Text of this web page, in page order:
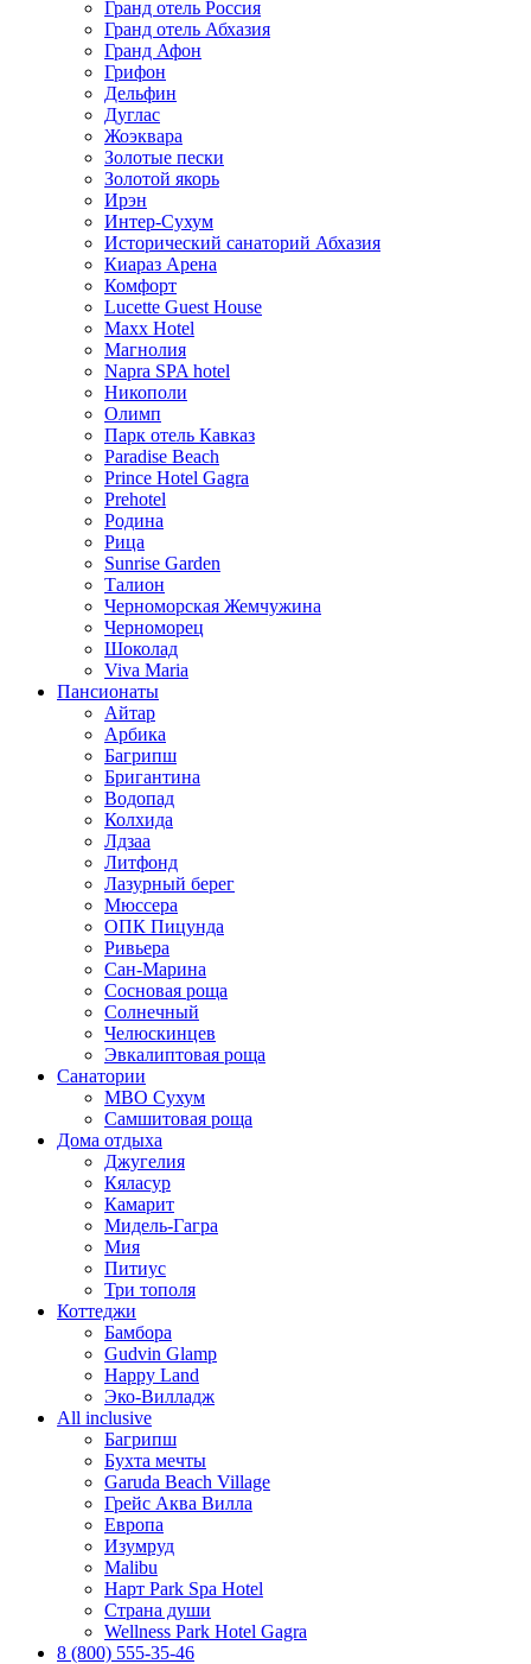
Гранд отель Россия
Гранд отель Абхазия
Гранд Афон
Грифон
Дельфин
Дуглас
Жоэквара
Золотые пески
Золотой якорь
Ирэн
Интер-Сухум
Исторический санаторий Абхазия
Киараз Арена
Комфорт
Lucette Guest House
Maxx Hotel
Магнолия
Napra SPA hotel
Никополи
Олимп
Парк отель Кавказ
Paradise Beach
Prince Hotel Gagra
Prehotel
Родина
Рица
Sunrise Garden
Талион
Черноморская Жемчужина
Черноморец
Шоколад
Viva Maria
Пансионаты
Айтар
Арбика
Багрипш
Бригантина
Водопад
Колхида
Лдзаа
Литфонд
Лазурный берег
Мюссера
ОПК Пицунда
Ривьера
Сан-Марина
Сосновая роща
Солнечный
Челюскинцев
Эвкалиптовая роща
Санатории
МВО Сухум
Самшитовая роща
Дома отдыха
Джугелия
Кяласур
Камарит
Мидель-Гагра
Мия
Питиус
Три тополя
Коттеджи
Бамбора
Gudvin Glamp
Happy Land
Эко-Вилладж
All inclusive
Багрипш
Бухта мечты
Garuda Beach Village
Грейс Аква Вилла
Европа
Изумруд
Malibu
Нарт Park Spa Hotel
Страна души
Wellness Park Hotel Gagra
8 (800) 555-35-46